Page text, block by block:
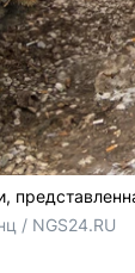
/ NGS24.RU